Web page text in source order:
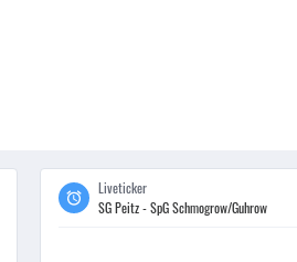
Liveticker
SG Peitz - SpG Schmogrow/Guhrow